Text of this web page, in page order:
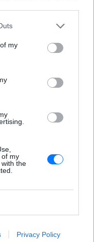
my
of my
the
Privacy Policy